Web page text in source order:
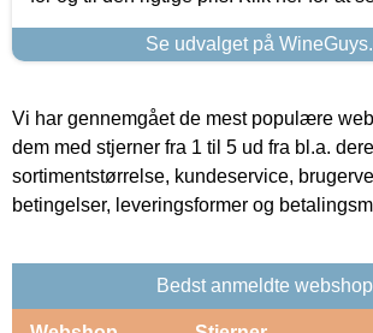
Se udvalget på
Vi har gennemgået de mest populære
dem med stjerner fra 1 til 5 ud fra bl.a.
sortimentstørrelse, kundeservice,
betingelser, leveringsformer og
Bedst anmeldte